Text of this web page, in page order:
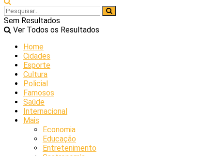
Sem Resultados
Ver Todos os Resultados
Home
Cidades
Esporte
Cultura
Policial
Famosos
Saúde
Internacional
Mais
Economia
Educação
Entretenimento